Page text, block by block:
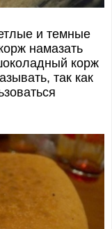
и темные
намазать
корж
так как